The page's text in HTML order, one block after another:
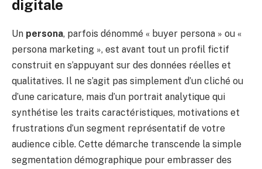
digitale
Un persona, parfois dénommé « buyer persona » ou «
persona marketing », est avant tout un profil fictif
construit en s’appuyant sur des données réelles et
qualitatives. Il ne s’agit pas simplement d’un cliché ou
d’une caricature, mais d’un portrait analytique qui
synthétise les traits caractéristiques, motivations et
frustrations d’un segment représentatif de votre
audience cible. Cette démarche transcende la simple
segmentation démographique pour embrasser des